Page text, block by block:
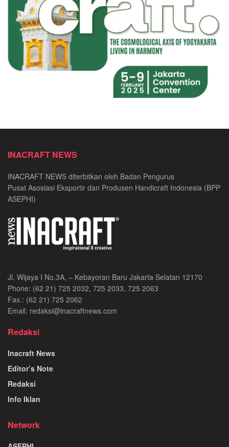
INACRAFT NEWS
INACRAFT NEWS diterbitkan oleh Badan Pengurus
Pusat Asosiasi Eksportir dan Produsen Handicraft Indonesia (BPP
ASEPHI)
Jl. Wijaya I No.3A, – Kebayoran Baru Jakarta Selatan 12170
Phone: (62 21) 725 2032, 725 2033, 725 2063
Fax.: (62 21) 725 2062
Email: redaksi@inacraftnews.com
Redaksi
Inacraft News
Editor’s Note
Redaksi
Info Iklan
Network